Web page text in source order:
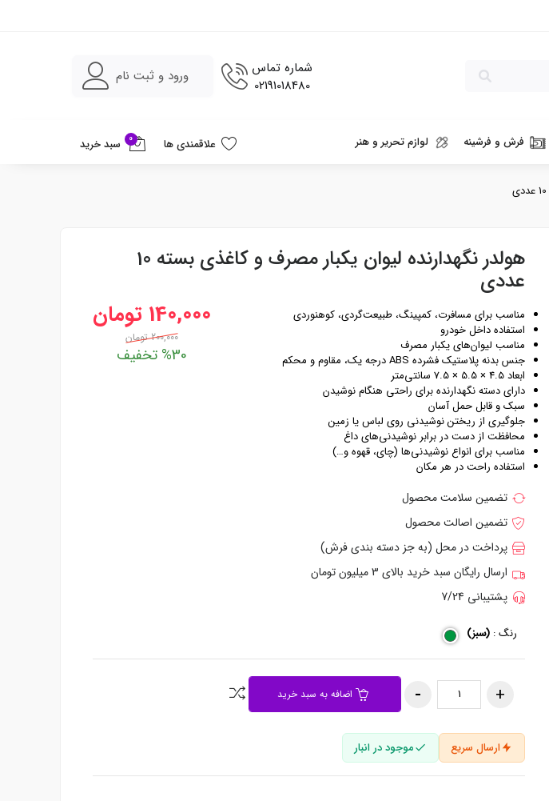
شماره تماس
02191018480
ورود و ثبت نام
فرش و فرشینه لوازم تحریر و هنر علاقمندی ها 0 سبد خرید
هولدر نگهدارنده لیوان یکبار مصرف و کاغذی بسته 10
عددی
140,000 تومان
200,000 تومان
%30 تخفیف
مناسب برای مسافرت، کمپینگ، طبیعت‌گردی، کوهنوردی
استفاده داخل خودرو
مناسب لیوان‌های یکبار مصرف
جنس بدنه پلاستیک فشرده ABS درجه یک، مقاوم و محکم
ابعاد 4.5 × 5.5 × 7.5 سانتی‌متر
دارای دسته نگهدارنده برای راحتی هنگام نوشیدن
سبک و قابل حمل آسان
جلوگیری از ریختن نوشیدنی روی لباس یا زمین
محافظت از دست در برابر نوشیدنی‌های داغ
مناسب برای انواع نوشیدنی‌ها (چای، قهوه و…)
استفاده راحت در هر مکان
تضمین سلامت محصول
تضمین اصالت محصول
پرداخت در محل (به جز دسته بندی فرش)
ارسال رایگان سبد خرید بالای 3 میلیون تومان
پشتیبانی 7/24
رنگ : (سبز)
اضافه به سبد خرید
ارسال سریع موجود در انبار